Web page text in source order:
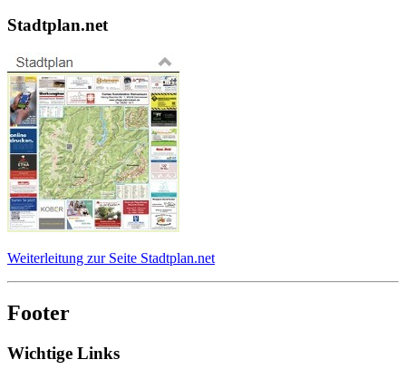
Stadtplan.net
Weiterleitung zur Seite Stadtplan.net
Footer
Wichtige Links